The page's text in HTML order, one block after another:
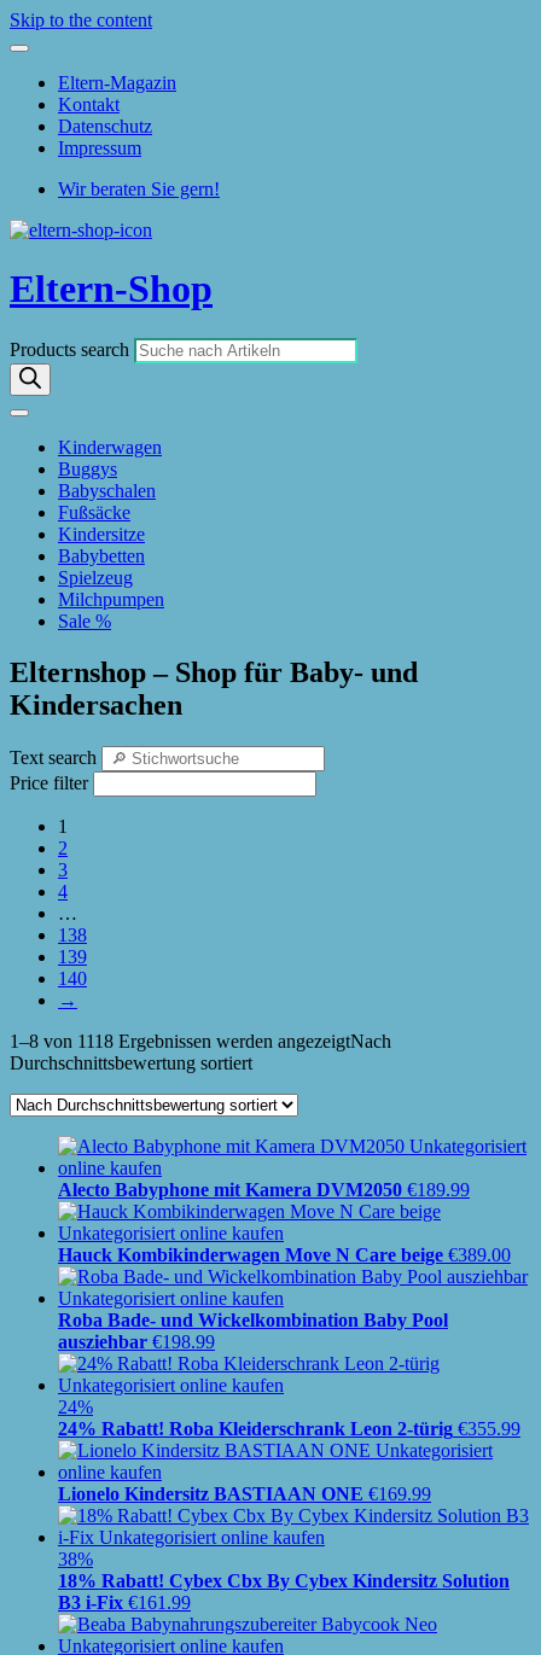
Skip to the content
Eltern-Magazin
Kontakt
Datenschutz
Impressum
Wir beraten Sie gern!
Eltern-Shop
Products search
Kinderwagen
Buggys
Babyschalen
Fußsäcke
Kindersitze
Babybetten
Spielzeug
Milchpumpen
Sale %
Elternshop – Shop für Baby- und
Kindersachen
Text search
Price filter
1
2
3
4
…
138
139
140
→
1–8 von 1118 Ergebnissen werden angezeigtNach
Durchschnittsbewertung sortiert
Alecto Babyphone mit Kamera DVM2050 €189.99
Hauck Kombikinderwagen Move N Care beige €389.00
Roba Bade- und Wickelkombination Baby Pool
ausziehbar €198.99
24%
24% Rabatt! Roba Kleiderschrank Leon 2-türig €355.99
Lionelo Kindersitz BASTIAAN ONE €169.99
38%
18% Rabatt! Cybex Cbx By Cybex Kindersitz Solution
B3 i-Fix €161.99